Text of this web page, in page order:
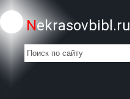
Nekrasovbibl.ru
Форма поиска
поиск